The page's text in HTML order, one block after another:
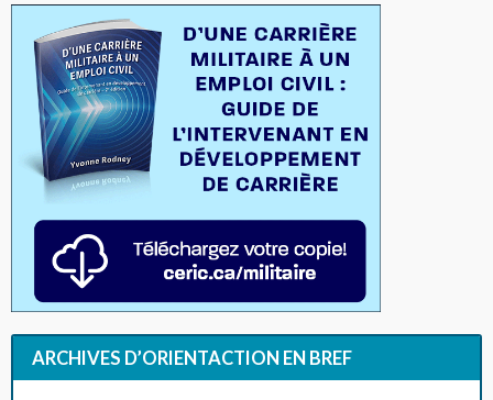
ARCHIVES D’ORIENTACTION EN BREF